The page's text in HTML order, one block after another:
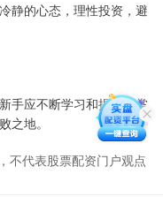
静的心态，理性投资，避
手应不断学习和提升，掌
之地。
不代表股票配资门户观点